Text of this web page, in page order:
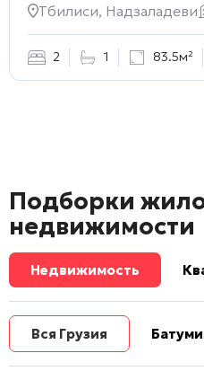
Тбилиси, Надзаладеви
2 1 83.5м²
Подборки
недвижимости
Недвижимость
Вся Грузия Батуми